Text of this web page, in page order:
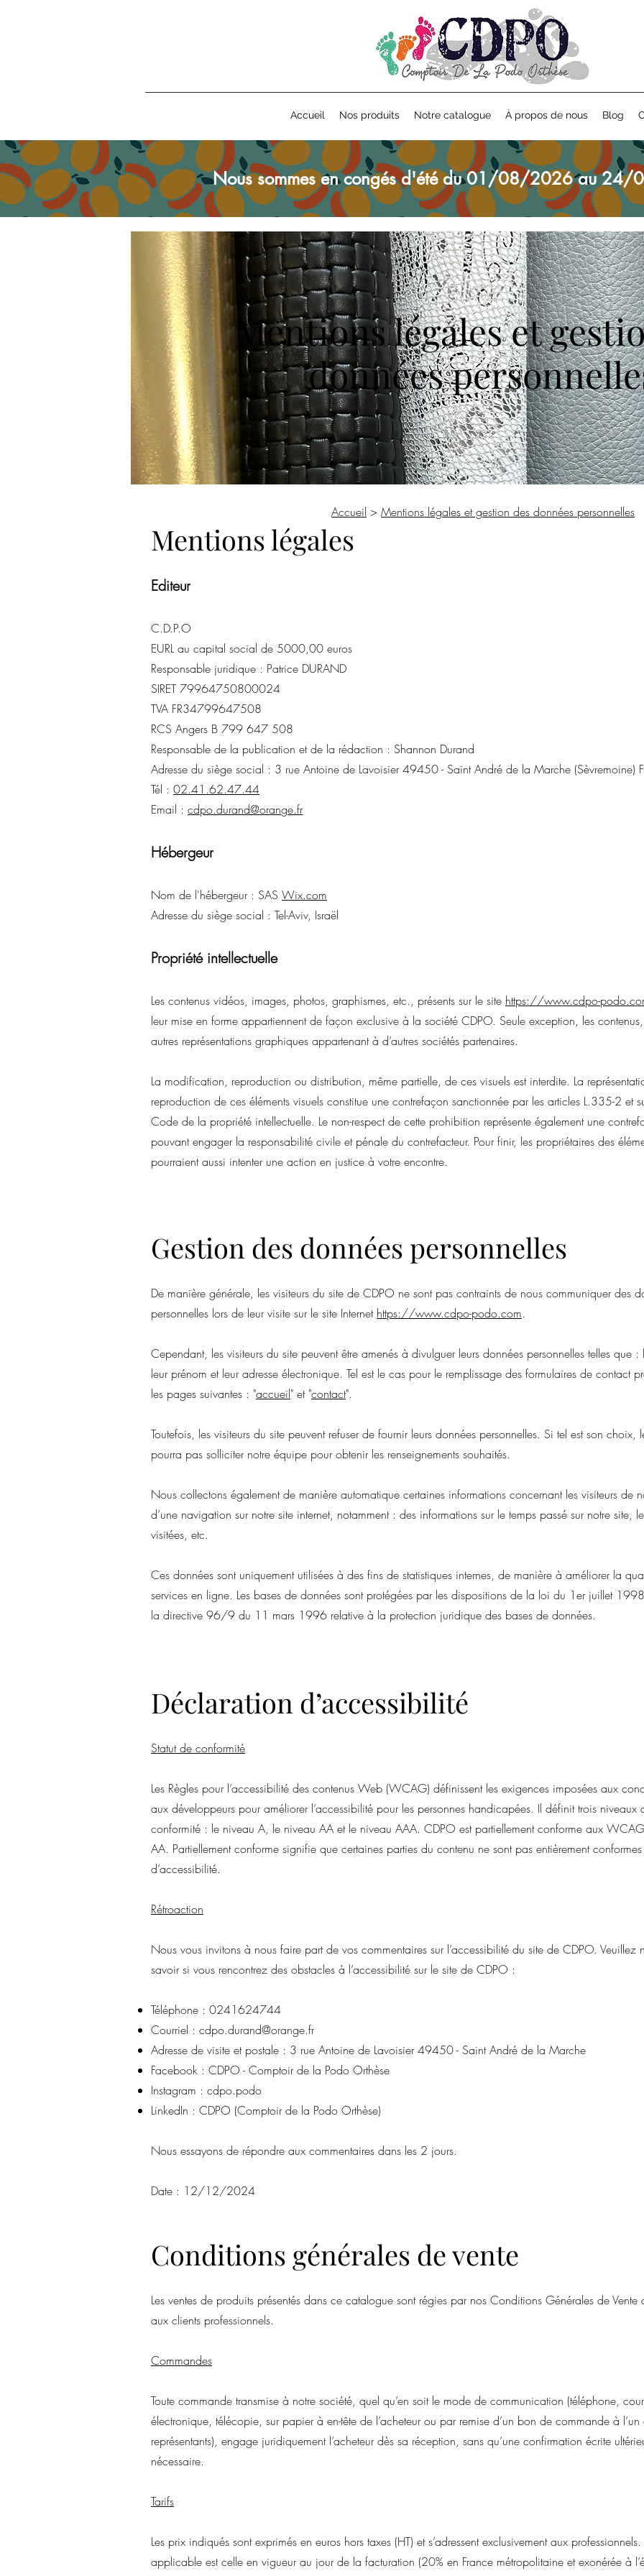
Accueil Nos produits Notre catalogue À propos de nous Blog
Nous sommes en congés d'été du 01/08/2026 au 24/
Mentions légales et
données
Accueil > Mentions légales et gestion des données personnelles
Mentions légales
Editeur
C.D.P.O
EURL au capital social de 5000,00 euros
Responsable juridique : Patrice DURAND
SIRET 79964750800024
TVA FR34799647508
RCS Angers B 799 647 508
Responsable de la publication et de la rédaction : Shannon Durand
Adresse du siège social : 3 rue Antoine de Lavoisier 49450 - Saint André de la Marche (Sèvremoine)
Tél : 02.41.62.47.44
Email : cdpo.durand@orange.fr
Hébergeur
Nom de l'hébergeur : SAS Wix.com
Adresse du siège social : Tel-Aviv, Israël
Propriété intellectuelle
Les contenus vidéos, images, photos, graphismes, etc., présents sur le site https://www.cdpo-
leur mise en forme appartiennent de façon exclusive à la société CDPO. Seule exception, les
autres représentations graphiques appartenant à d’autres sociétés partenaires.
La modification, reproduction ou distribution, même partielle, de ces visuels est interdite. La
reproduction de ces éléments visuels constitue une contrefaçon sanctionnée par les articles L.335-2 et
Code de la propriété intellectuelle. Le non-respect de cette prohibition représente également une
pouvant engager la responsabilité civile et pénale du contrefacteur. Pour finir, les propriétaires des
pourraient aussi intenter une action en justice à votre encontre.
Gestion des données personnelles
De manière générale, les visiteurs du site de CDPO ne sont pas contraints de nous communiquer des
personnelles lors de leur visite sur le site Internet https://www.cdpo-podo.com.
Cependant, les visiteurs du site peuvent être amenés à divulguer leurs données personnelles telles que :
leur prénom et leur adresse électronique. Tel est le cas pour le remplissage des formulaires de contact
les pages suivantes : "accueil" et "contact".
Toutefois, les visiteurs du site peuvent refuser de fournir leurs données personnelles. Si tel est son choix,
pourra pas solliciter notre équipe pour obtenir les renseignements souhaités.
Nous collectons également de manière automatique certaines informations concernant les visiteurs de
d’une navigation sur notre site internet, notamment : des informations sur le temps passé sur notre site,
visitées, etc.
Ces données sont uniquement utilisées à des fins de statistiques internes, de manière à améliorer la
services en ligne. Les bases de données sont protégées par les dispositions de la loi du 1er juillet
la directive 96/9 du 11 mars 1996 relative à la protection juridique des bases de données.
Déclaration d’accessibilité
Statut de conformité
Les Règles pour l’accessibilité des contenus Web (WCAG) définissent les exigences imposées aux
aux développeurs pour améliorer l’accessibilité pour les personnes handicapées. Il définit trois niveaux
conformité : le niveau A, le niveau AA et le niveau AAA. CDPO est partiellement conforme aux
AA. Partiellement conforme signifie que certaines parties du contenu ne sont pas entièrement
d’accessibilité.
Rétroaction
Nous vous invitons à nous faire part de vos commentaires sur l’accessibilité du site de CDPO. Veuillez
savoir si vous rencontrez des obstacles à l’accessibilité sur le site de CDPO :
Téléphone : 0241624744
Courriel : cdpo.durand@orange.fr
Adresse de visite et postale : 3 rue Antoine de Lavoisier 49450 - Saint André de la Marche
Facebook : CDPO - Comptoir de la Podo Orthèse
Instagram : cdpo.podo
LinkedIn : CDPO (Comptoir de la Podo Orthèse)
Nous essayons de répondre aux commentaires dans les 2 jours.
Date : 12/12/2024
Conditions générales de vente
Les ventes de produits présentés dans ce catalogue sont régies par nos Conditions Générales de
aux clients professionnels.
Commandes
Toute commande transmise à notre société, quel qu’en soit le mode de communication (téléphone,
électronique, télécopie, sur papier à en-tête de l’acheteur ou par remise d’un bon de commande à
représentants), engage juridiquement l’acheteur dès sa réception, sans qu’une confirmation écrite
nécessaire.
Tarifs
Les prix indiqués sont exprimés en euros hors taxes (HT) et s’adressent exclusivement aux professionnels.
applicable est celle en vigueur au jour de la facturation (20% en France métropolitaine et exonérée à